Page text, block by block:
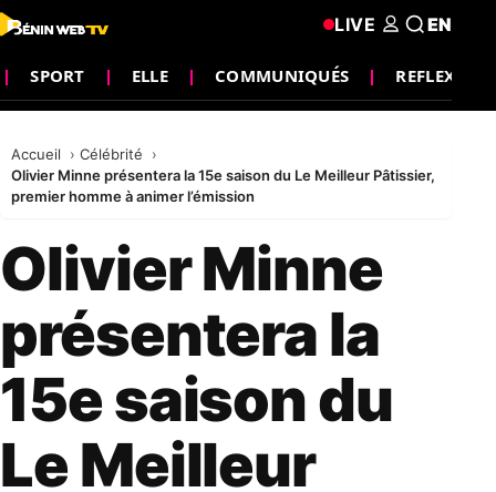
SPORT ELLE COMMUNIQUÉS REFLEXION
LIVE EN
Accueil
Célébrité
Olivier Minne présentera la 15e saison du Le Meilleur Pâtissier,
premier homme à animer l’émission
Olivier Minne
présentera la
15e saison du
Le Meilleur